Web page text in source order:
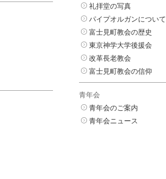
礼拝堂の写真
パイプオルガンについて
富士見町教会の歴史
東京神学大学後援会
改革長老教会
富士見町教会の信仰
青年会
青年会のご案内
青年会ニュース